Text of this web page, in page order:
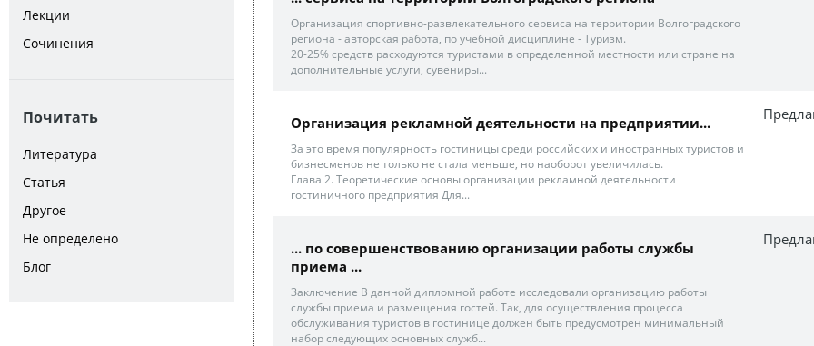
Лекции
Сочинения
Почитать
Литература
Статья
Другое
Не определено
Блог
Организация спортивно-развлекательного сервиса на территории Волгоградского
региона - авторская работа, по учебной дисциплине - Туризм.
20-25% средств расходуются туристами в определенной местности или стране на
дополнительные услуги, сувениры...
Организация рекламной деятельности на предприятии...
За это время популярность гостиницы среди российских и иностранных туристов и
бизнесменов не только не стала меньше, но наоборот увеличилась.
Глава 2. Теоретические основы организации рекламной деятельности
гостиничного предприятия Для...
... по совершенствованию организации работы службы
приема ...
Заключение В данной дипломной работе исследовали организацию работы
службы приема и размещения гостей. Так, для осуществления процесса
обслуживания туристов в гостинице должен быть предусмотрен минимальный
набор следующих основных служб...